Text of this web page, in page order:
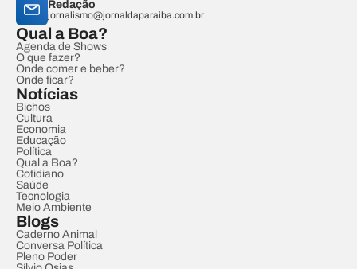
Redação
jornalismo@jornaldaparaiba.com.br
Qual a Boa?
Agenda de Shows
O que fazer?
Onde comer e beber?
Onde ficar?
Notícias
Bichos
Cultura
Economia
Educação
Política
Qual a Boa?
Cotidiano
Saúde
Tecnologia
Meio Ambiente
Blogs
Caderno Animal
Conversa Política
Pleno Poder